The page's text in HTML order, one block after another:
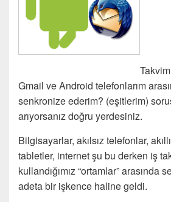
Gmail ve Android telefonlarım
senkronize ederim? (eşitlerim)
arıyorsanız doğru yerdesiniz.
Bilgisayarlar, akılsız telefonlar,
tabletler, internet şu bu derken iş
kullandığımız “ortamlar” arasında
adeta bir işkence haline geldi.